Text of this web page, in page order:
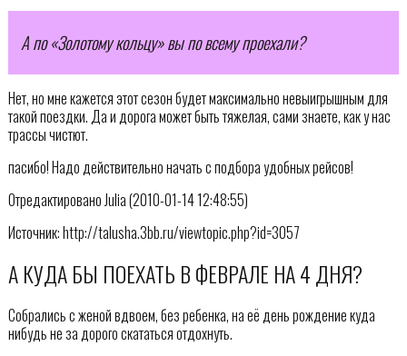
А по «Золотому кольцу» вы по всему проехали?
Нет, но мне кажется этот сезон будет максимально невыигрышным для
такой поездки. Да и дорога может быть тяжелая, сами знаете, как у нас
трассы чистют.
пасибо! Надо действительно начать с подбора удобных рейсов!
Отредактировано Julia (2010-01-14 12:48:55)
Источник: http://talusha.3bb.ru/viewtopic.php?id=3057
А КУДА БЫ ПОЕХАТЬ В ФЕВРАЛЕ НА 4 ДНЯ?
Собрались с женой вдвоем, без ребенка, на её день рождение куда
нибудь не за дорого скататься отдохнуть.